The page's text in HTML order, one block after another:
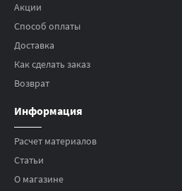
Акции
Способ оплаты
Доставка
Как сделать заказ
Возврат
Информация
Расчет материалов
Статьи
О магазине